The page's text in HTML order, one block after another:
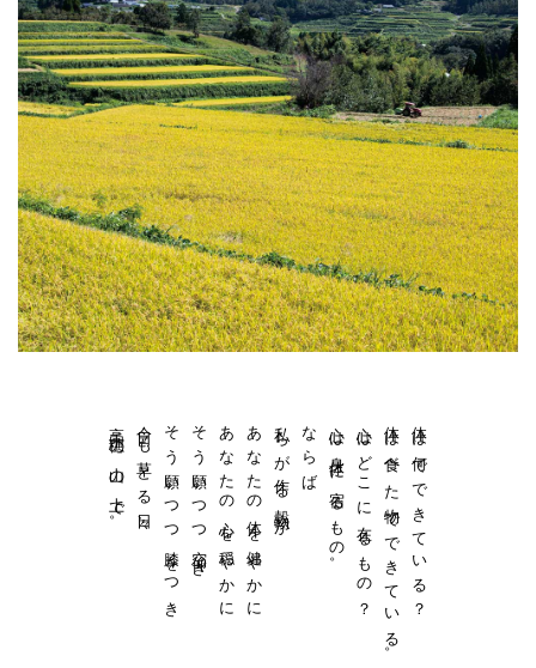
体は何でできている？
体は食べた物でできている。
心はどこに在るもの？
心は身体に宿るもの。
ならば
私らが作る穀物が
あなたの体を健やかに
あなたの心を穏やかに
そう願いつつ空仰ぎ
そう願いつつ膝をつき
今日も草とる日々、
高千穂の山の上で。